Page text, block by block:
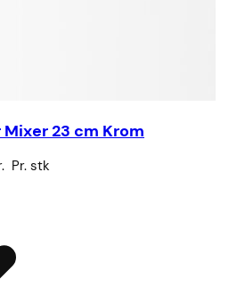
23 cm Krom
Den
Pr. stk